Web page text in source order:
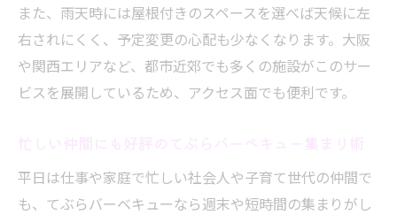
また、雨天時には屋根付きのスペースを選べば天候に左
右されにくく、予定変更の心配も少なくなります。大阪
や関西エリアなど、都市近郊でも多くの施設がこのサー
ビスを展開しているため、アクセス面でも便利です。
平日は仕事や家庭で忙しい社会人や子育て世代の仲間で
も、てぶらバーベキューなら週末や短時間の集まりがし